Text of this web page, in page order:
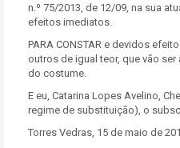
n.º 75/2013, de 12/09, na sua
efeitos imediatos.
PARA CONSTAR e devidos
outros de igual teor, que vão
do costume.
E eu, Catarina Lopes Avelino,
regime de substituição), o
Torres Vedras, 15 de maio de